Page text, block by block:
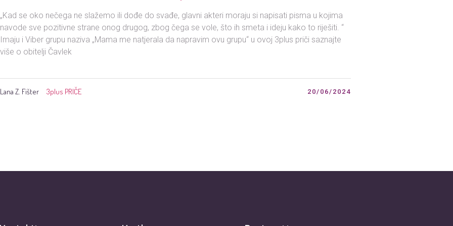
„Kad se oko nečega ne slažemo ili dođe do svađe, glavni akteri moraju si napisati pisma u kojima
navode sve pozitivne strane onog drugog, zbog čega se vole, što ih smeta i ideju kako to riješiti. “
Imaju i Viber grupu naziva „Mama me natjerala da napravim ovu grupu“ u ovoj 3plus priči saznajte
više o obitelji Čavlek
Lana Z. Fišter 3plus PRIČE 20/06/2024